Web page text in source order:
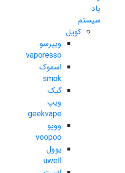
پاد
سیستم
کویل
ویپرسو
vaporesso
اسموک
smok
گیک
ویپ
geekvape
ووپو
voopoo
یوول
uwell